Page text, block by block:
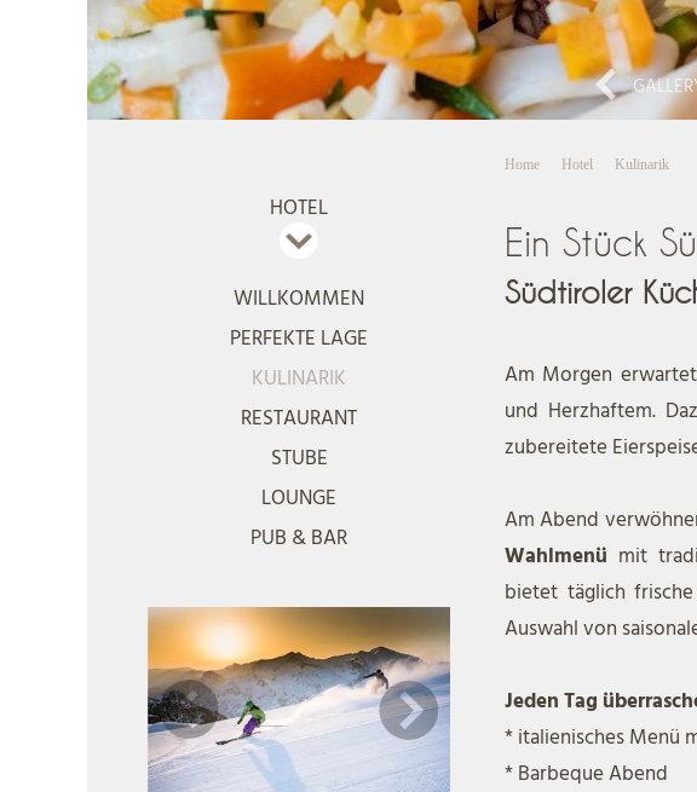
HOTEL
WILLKOMMEN
PERFEKTE LAGE
KULINARIK
RESTAURANT
STUBE
LOUNGE
PUB & BAR
Home Hotel Kulinarik
Ein Stück
Südtiroler
Am Morgen
und Herzhaftem.
zubereitete
Am Abend
Wahlmenü mit
bietet täglich
Auswahl von
Jeden Tag
* italienisches Menü
* Barbeque Abend